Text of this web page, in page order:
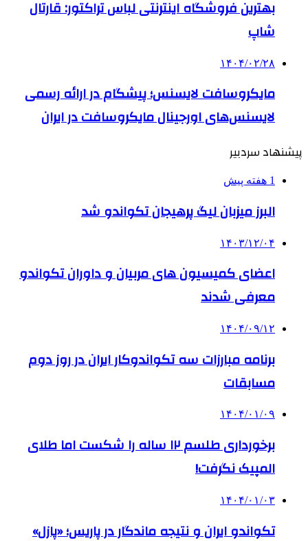
بهترین فروشگاه اینترنتی لباس تراکتور: قارتال
شاپ
۱۴۰۴/۰۲/۲۸
مایکروسافت لایسنس؛ پیشگام در ارائه رسمی
لایسنس‌های اورجینال مایکروسافت در ایران
پیشنهاد سردبیر
1 هفته پیش
البرز میزبان لیگ پرهیجان تکواندو شد
۱۴۰۳/۱۲/۰۴
اعضای کمیسیون های مربیان و داوران تکواندو
معرفی شدند
۱۴۰۴/۰۹/۱۲
برنامه مبارزات سه تکواندوکار ایران در روز دوم
مسابقات
۱۴۰۴/۰۱/۰۹
برخورداری طلسم ۱۲ ساله را شکست اما طلای
المپیک نگرفت!
۱۴۰۴/۰۱/۰۳
تکواندو ایران و نتیجه ماندگار در پاریس؛ «پازل»